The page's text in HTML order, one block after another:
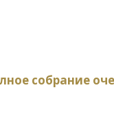
собрание